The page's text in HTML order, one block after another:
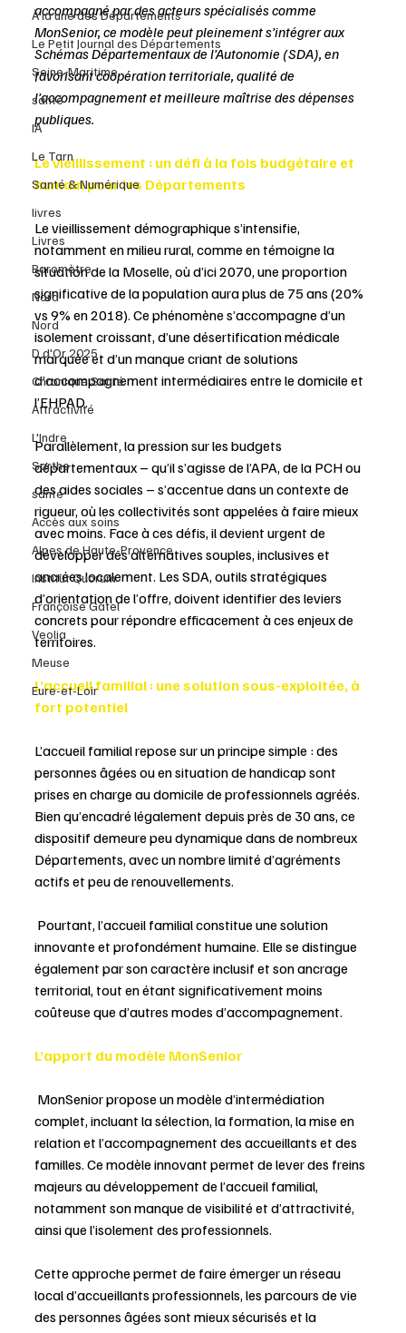
À la une des Départements
Le Petit Journal des Départements
Seine-Maritime
santé
IA
Le Tarn
Santé & Numérique
livres
Livres
Baromètre
Nord
Nord
D d'Or 2025
Chronique Santé
Attractivité
L'Indre
Sarthe
santé
Accès aux soins
Alpes de Haute-Provence
Institut Quorum
Françoise Gatel
Veolia
Meuse
Eure-et-Loir
accompagné par des acteurs spécialisés comme
MonSenior, ce modèle peut pleinement s’intégrer aux
Schémas Départementaux de l’Autonomie (SDA), en
favorisant coopération territoriale, qualité de
l’accompagnement et meilleure maîtrise des dépenses
publiques.
Le vieillissement : un défi à la fois budgétaire et
humain pour les Départements
Le vieillissement démographique s’intensifie,
notamment en milieu rural, comme en témoigne la
situation de la Moselle, où d’ici 2070, une proportion
significative de la population aura plus de 75 ans (20%
vs 9% en 2018). Ce phénomène s’accompagne d’un
isolement croissant, d’une désertification médicale
marquée et d’un manque criant de solutions
d’accompagnement intermédiaires entre le domicile et
l’EHPAD.
Parallèlement, la pression sur les budgets
départementaux – qu’il s’agisse de l’APA, de la PCH ou
des aides sociales – s’accentue dans un contexte de
rigueur, où les collectivités sont appelées à faire mieux
avec moins. Face à ces défis, il devient urgent de
développer des alternatives souples, inclusives et
ancrées localement. Les SDA, outils stratégiques
d’orientation de l’offre, doivent identifier des leviers
concrets pour répondre efficacement à ces enjeux de
territoires.
L’accueil familial : une solution sous-exploitée, à
fort potentiel
L’accueil familial repose sur un principe simple : des
personnes âgées ou en situation de handicap sont
prises en charge au domicile de professionnels agréés.
Bien qu’encadré légalement depuis près de 30 ans, ce
dispositif demeure peu dynamique dans de nombreux
Départements, avec un nombre limité d’agréments
actifs et peu de renouvellements.
Pourtant, l’accueil familial constitue une solution
innovante et profondément humaine. Elle se distingue
également par son caractère inclusif et son ancrage
territorial, tout en étant significativement moins
coûteuse que d’autres modes d’accompagnement.
L’apport du modèle MonSenior
MonSenior propose un modèle d’intermédiation
complet, incluant la sélection, la formation, la mise en
relation et l’accompagnement des accueillants et des
familles. Ce modèle innovant permet de lever des freins
majeurs au développement de l’accueil familial,
notamment son manque de visibilité et d’attractivité,
ainsi que l’isolement des professionnels.
Cette approche permet de faire émerger un réseau
local d’accueillants professionnels, les parcours de vie
des personnes âgées sont mieux sécurisés et la